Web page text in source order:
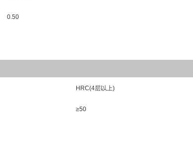
0.50
HRC(4层以上)
≥50